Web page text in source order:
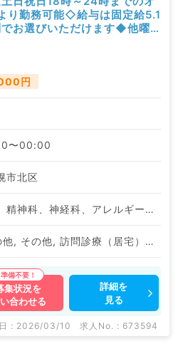
り勤務可能◇給与は固定給5.1
お選びいただけます◆他曜
す！（科目不問／非常勤）
円
〜00:00
市北区
神経内科、精神科、神経科、アレルギー科、リウマチ科、小児科、整形外科、形成外科、美容外科、脳神経外科、呼吸器外科、心臓血管外科、小児外科、皮膚科、泌尿器科、産婦人科、産科、婦人科、眼科、耳鼻咽喉科、気管食道科、放射線科、リハビリテーション科、麻酔科、ペインクリニック、人工透析科、緩和ケア科、一般内科、循環器内科、呼吸器内科、消化器内科、内分泌・代謝内科、腎臓内科、老年内科、外科系全般、一般外科、消化器外科、乳腺外科、総合診療科、美容皮膚科、健診・人間ドック、救急科・ＩＣＵ、病理科、基礎医学系、膠原病科、スポーツ整形外科、大腸・肛門外科、産業医、脊髄・脊椎外科
待機, その他, その他, 訪問診療（居宅）, 訪問診療（居宅）
集状況を
合わせる
詳細を
見る
: 2026/03/10 求人No. : 673594